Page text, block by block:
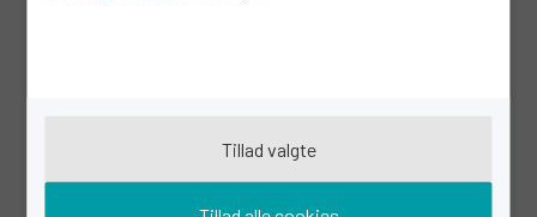
Tillad valgte